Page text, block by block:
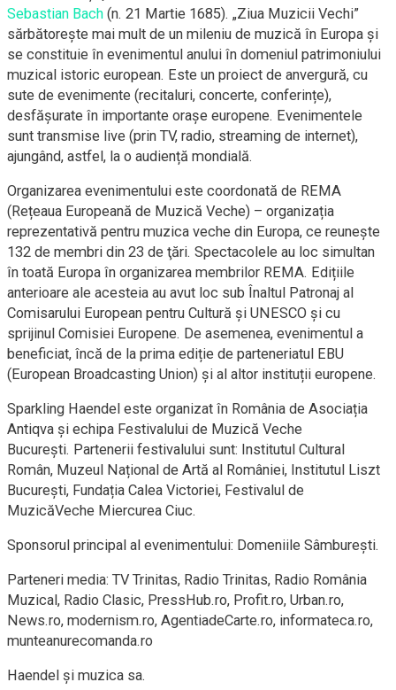
Sebastian Bach (n. 21 Martie 1685). „Ziua Muzicii Vechi”
sărbătorește mai mult de un mileniu de muzică în Europa și
se constituie în evenimentul anului în domeniul patrimoniului
muzical istoric european. Este un proiect de anvergură, cu
sute de evenimente (recitaluri, concerte, conferințe),
desfășurate în importante orașe europene. Evenimentele
sunt transmise live (prin TV, radio, streaming de internet),
ajungând, astfel, la o audiență mondială.
​Organizarea evenimentului este coordonată de REMA
(Rețeaua Europeană de Muzică Veche) – organizația
reprezentativă pentru muzica veche din Europa, ce reunește
132 de membri din 23 de ţări. Spectacolele au loc simultan
în toată Europa în organizarea membrilor REMA. Edițiile
anterioare ale acesteia au avut loc sub Înaltul Patronaj al
Comisarului European pentru Cultură și UNESCO și cu
sprijinul Comisiei Europene. De asemenea, evenimentul a
beneficiat, încă de la prima ediție de parteneriatul EBU
(European Broadcasting Union) și al altor instituții europene.
​Sparkling Haendel este organizat în România de Asociația
Antiqva și echipa Festivalului de Muzică Veche
București. Partenerii festivalului sunt: Institutul Cultural
Român, Muzeul Național de Artă al României, Institutul Liszt
București, Fundația Calea Victoriei, Festivalul de
MuzicăVeche Miercurea Ciuc.
​Sponsorul principal al evenimentului: Domeniile Sâmburești.
​Parteneri media: TV Trinitas, Radio Trinitas, Radio România
Muzical, Radio Clasic, PressHub.ro, Profit.ro, Urban.ro,
News.ro, modernism.ro, AgentiadeCarte.ro, informateca.ro,
munteanurecomanda.ro
​Haendel și muzica sa.